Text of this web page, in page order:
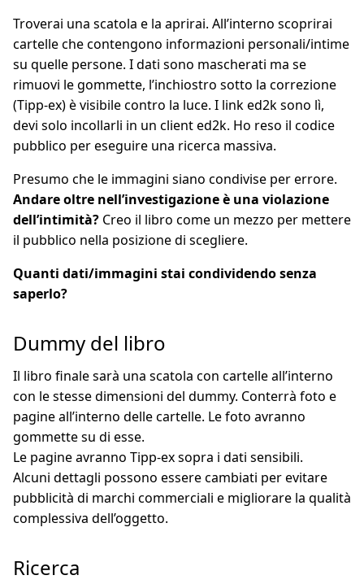
Troverai una scatola e la aprirai. All’interno scoprirai
cartelle che contengono informazioni personali/intime
su quelle persone. I dati sono mascherati ma se
rimuovi le gommette, l’inchiostro sotto la correzione
(Tipp-ex) è visibile contro la luce. I link ed2k sono lì,
devi solo incollarli in un client ed2k. Ho reso il codice
pubblico per eseguire una ricerca massiva.
Presumo che le immagini siano condivise per errore.
Andare oltre nell’investigazione è una violazione
dell’intimità? Creo il libro come un mezzo per mettere
il pubblico nella posizione di scegliere.
Quanti dati/immagini stai condividendo senza
saperlo?
Dummy del libro
Il libro finale sarà una scatola con cartelle all’interno
con le stesse dimensioni del dummy. Conterrà foto e
pagine all’interno delle cartelle. Le foto avranno
gommette su di esse.
Le pagine avranno Tipp-ex sopra i dati sensibili.
Alcuni dettagli possono essere cambiati per evitare
pubblicità di marchi commerciali e migliorare la qualità
complessiva dell’oggetto.
Ricerca